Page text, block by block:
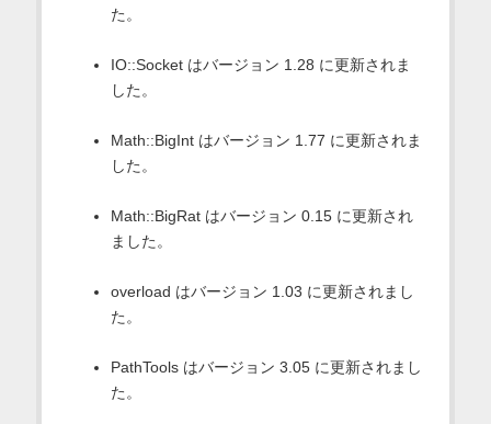
た。
IO::Socket はバージョン 1.28 に更新されま
した。
Math::BigInt はバージョン 1.77 に更新されま
した。
Math::BigRat はバージョン 0.15 に更新され
ました。
overload はバージョン 1.03 に更新されまし
た。
PathTools はバージョン 3.05 に更新されまし
た。